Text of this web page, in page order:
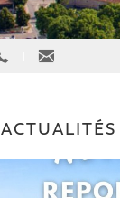
ACTUALITÉS